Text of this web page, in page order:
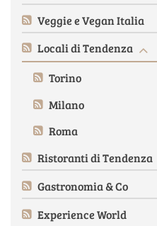
Veggie e Vegan Italia
Locali di Tendenza
Torino
Milano
Roma
Ristoranti di Tendenza
Gastronomia & Co
Experience World